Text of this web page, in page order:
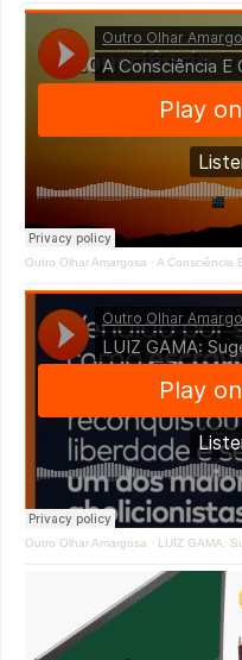
Outro Olhar Amargosa · A Consciência
Outro Olhar Amargosa · LUIZ GAMA: